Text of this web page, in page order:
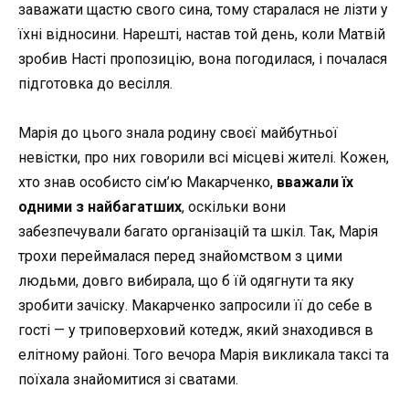
заважати щастю свого сина, тому старалася не лізти у
їхні відносини. Нарешті, настав той день, коли Матвій
зробив Насті пропозицію, вона погодилася, і почалася
підготовка до весілля.
Марія до цього знала родину своєї майбутньої
невістки, про них говорили всі місцеві жителі. Кожен,
хто знав особисто сім’ю Макарченко, вважали їх
одними з найбагатших, оскільки вони
забезпечували багато організацій та шкіл. Так, Марія
трохи переймалася перед знайомством з цими
людьми, довго вибирала, що б їй одягнути та яку
зробити зачіску. Макарченко запросили її до себе в
гості — у триповерховий котедж, який знаходився в
елітному районі. Того вечора Марія викликала таксі та
поїхала знайомитися зі сватами.